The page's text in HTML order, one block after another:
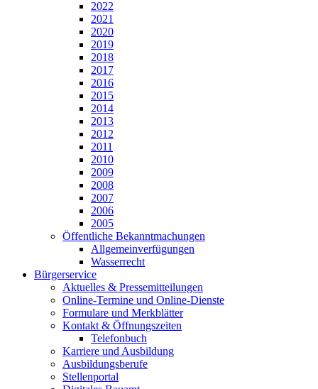
2022
2021
2020
2019
2018
2017
2016
2015
2014
2013
2012
2011
2010
2009
2008
2007
2006
2005
Öffentliche Bekanntmachungen
Allgemeinverfügungen
Wasserrecht
Bürgerservice
Aktuelles & Pressemitteilungen
Online-Termine und Online-Dienste
Formulare und Merkblätter
Kontakt & Öffnungszeiten
Telefonbuch
Karriere und Ausbildung
Ausbildungsberufe
Stellenportal